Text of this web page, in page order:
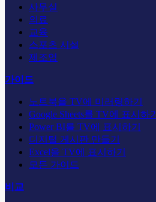
사무실
의료
교육
스포츠 시설
제조업
가이드
노트북을 TV에 미러링하기
Google Sheets를 TV에 표시하기
Power BI를 TV에 표시하기
디지털 게시판 만들기
Excel을 TV에 표시하기
모든 가이드
비교